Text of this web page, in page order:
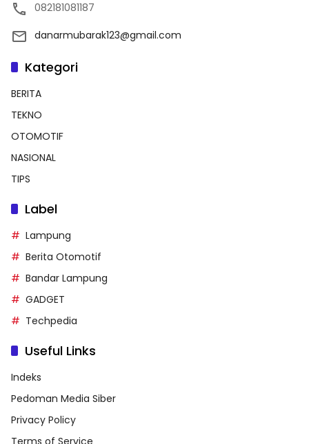
082181081187
danarmubarak123@gmail.com
Kategori
BERITA
TEKNO
OTOMOTIF
NASIONAL
TIPS
Label
Lampung
Berita Otomotif
Bandar Lampung
GADGET
Techpedia
Useful Links
Indeks
Pedoman Media Siber
Privacy Policy